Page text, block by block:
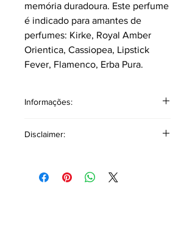
memória duradoura. Este perfume
é indicado para amantes de
perfumes: Kirke, Royal Amber
Orientica, Cassiopea, Lipstick
Fever, Flamenco, Erba Pura.
Informações:
Pirâmide Olfativa
Notas corpo: Pêssego, flor de pêra,
Disclaimer:
outros produtos ou marcas têm como
único objetivo auxiliar na descrição